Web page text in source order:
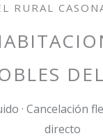
RURAL
· Cancelación
directo